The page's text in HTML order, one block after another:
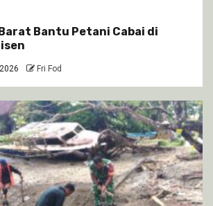
Bantu Petani Cabai di
Fri Fod